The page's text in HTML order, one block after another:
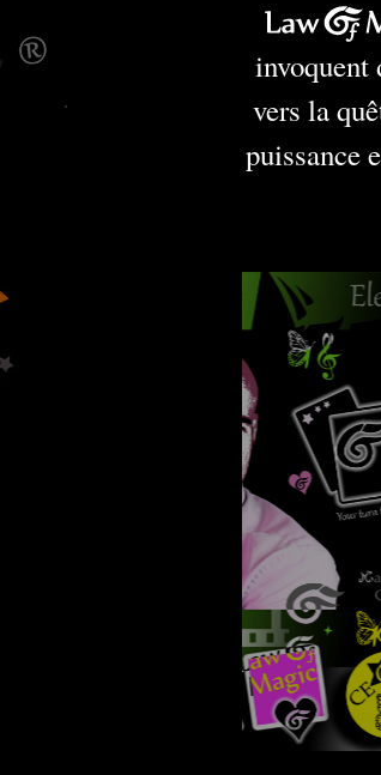
Law Of
invoquent
vers la
puissance